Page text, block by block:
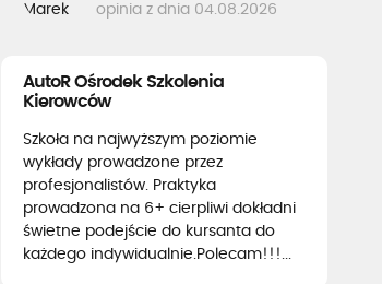
opinia z dnia 04.08.2026
AutoR Ośrodek Szkolenia
Kierowców
Szkoła na najwyższym poziomie
wykłady prowadzone przez
profesjonalistów. Praktyka
prowadzona na 6+ cierpliwi dokładni
świetne podejście do kursanta do
każdego indywidualnie.Polecam!!!...